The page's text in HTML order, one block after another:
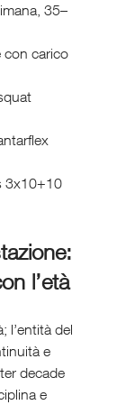
35–
con carico
3x10+10
l’età
l’entità del
e
decade
e